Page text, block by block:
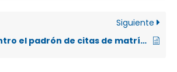
Siguiente
¿Dónde encuentro el padrón de citas de matrícula?